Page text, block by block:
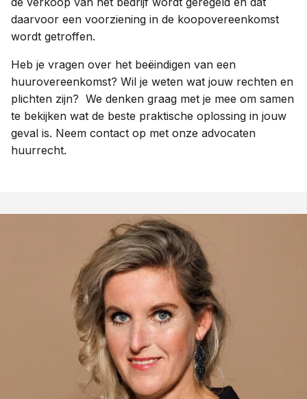
daarvoor een voorziening in de koopovereenkomst
wordt getroffen.
Heb je vragen over het beëindigen van een
huurovereenkomst? Wil je weten wat jouw rechten en
plichten zijn? We denken graag met je mee om samen
te bekijken wat de beste praktische oplossing in jouw
geval is. Neem contact op met onze advocaten
huurrecht.